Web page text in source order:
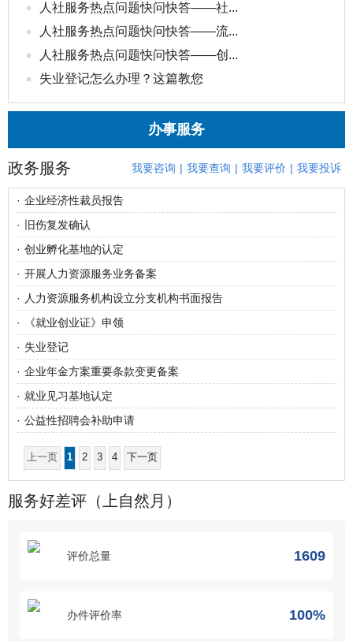
人社服务热点问题快问快答——社...
人社服务热点问题快问快答——流...
人社服务热点问题快问快答——创...
失业登记怎么办理？这篇教您
办事服务
政务服务 我要咨询 | 我要查询 | 我要评价 | 我要投诉
· 企业经济性裁员报告
·
旧伤复发确认
· 创业孵化基地的认定
· 开展人力资源服务业务备案
·
人力资源服务机构设立分支机构书面报告
·
《就业创业证》申领
· 失业登记
· 企业年金方案重要条款变更备案
· 就业见习基地认定
· 公益性招聘会补助申请
上一页 1 2 3 4 下一页
服务好差评（上自然月）
评价总量 1609
办件评价率 100%